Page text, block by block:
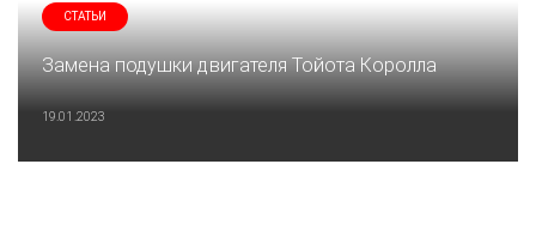
СТАТЬИ
Замена подушки двигателя Тойота Королла
19.01.2023